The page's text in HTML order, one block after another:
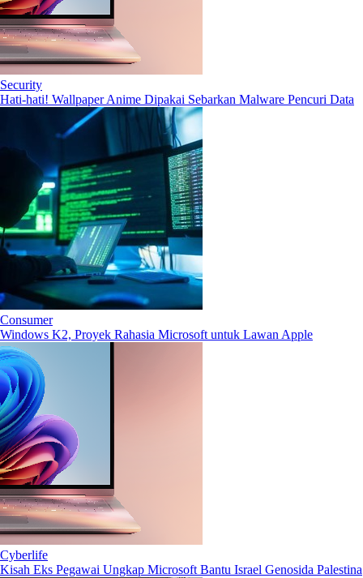
Security
Hati-hati! Wallpaper Anime Dipakai Sebarkan Malware Pencuri Data
Consumer
Windows K2, Proyek Rahasia Microsoft untuk Lawan Apple
Cyberlife
Kisah Eks Pegawai Ungkap Microsoft Bantu Israel Genosida Palestina